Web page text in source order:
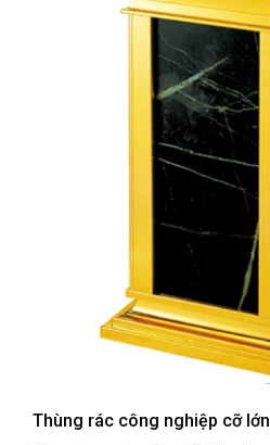
Thùng rác công nghiệp cỡ lớn